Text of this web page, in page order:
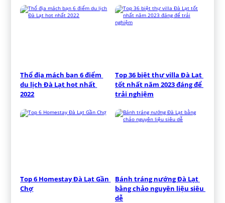
Thổ địa mách bạn 6 điểm
du lịch Đà Lạt hot nhất
2022
Top 36 biệt thự villa Đà Lạt
tốt nhất năm 2023 đáng để
trải nghiệm
Top 6 Homestay Đà Lạt Gần
Chợ
Bánh tráng nướng Đà Lạt
bằng chảo nguyên liệu siêu
dễ